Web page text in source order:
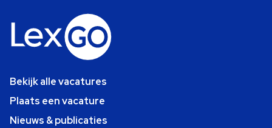
Bekijk alle vacatures
Plaats een vacature
Nieuws & publicaties